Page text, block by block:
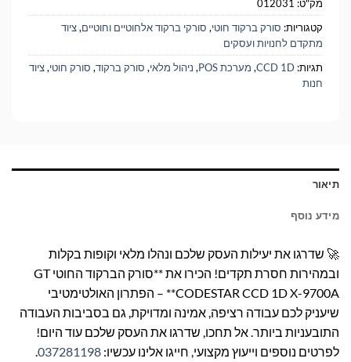
מק"ט: 012031
קטגוריות: סורק ברקוד חוטי, סורקי ברקוד אלחוטיים וחוטיים,ציוד
מתקדם לחנויות ועסקים
תגיות: CCD 1D
, מערכת POS , ניהול מלאי, סורק ברקוד, סורק חוטי,ציוד
חנות
תיאור
מידע נוסף
🚀 שדרגו את יעילות העסק שלכם ונהלו מלאי וקופות בקלות
ובמהירות חסרת תקדים! הכירו את **סורק הברקוד החוטי GT
CODESTAR CCD 1D X-9700A** – הפתרון האולטימטיבי
שיעניק לכם עבודה רציפה, אמינה ומדויקת, גם בסביבות העבודה
התובעניות ביותר. אל תחכו, שדרגו את העסק שלכם עוד היום!
לפרטים נוספים וייעוץ מקצועי, חייגו אלינו עכשיו: 037281198
.